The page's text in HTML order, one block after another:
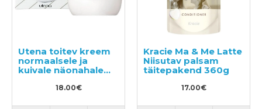
Utena toitev kreem
normaalsele ja
kuivale näonahale
18.00€
Kracie Ma & Me Latte
Niisutav palsam
täitepakend 360g
17.00€